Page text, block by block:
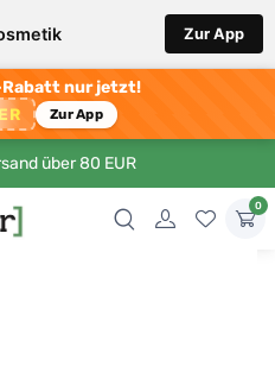
Zur App
Rabatt nur jetzt!
Zur App
über 80 EUR
0